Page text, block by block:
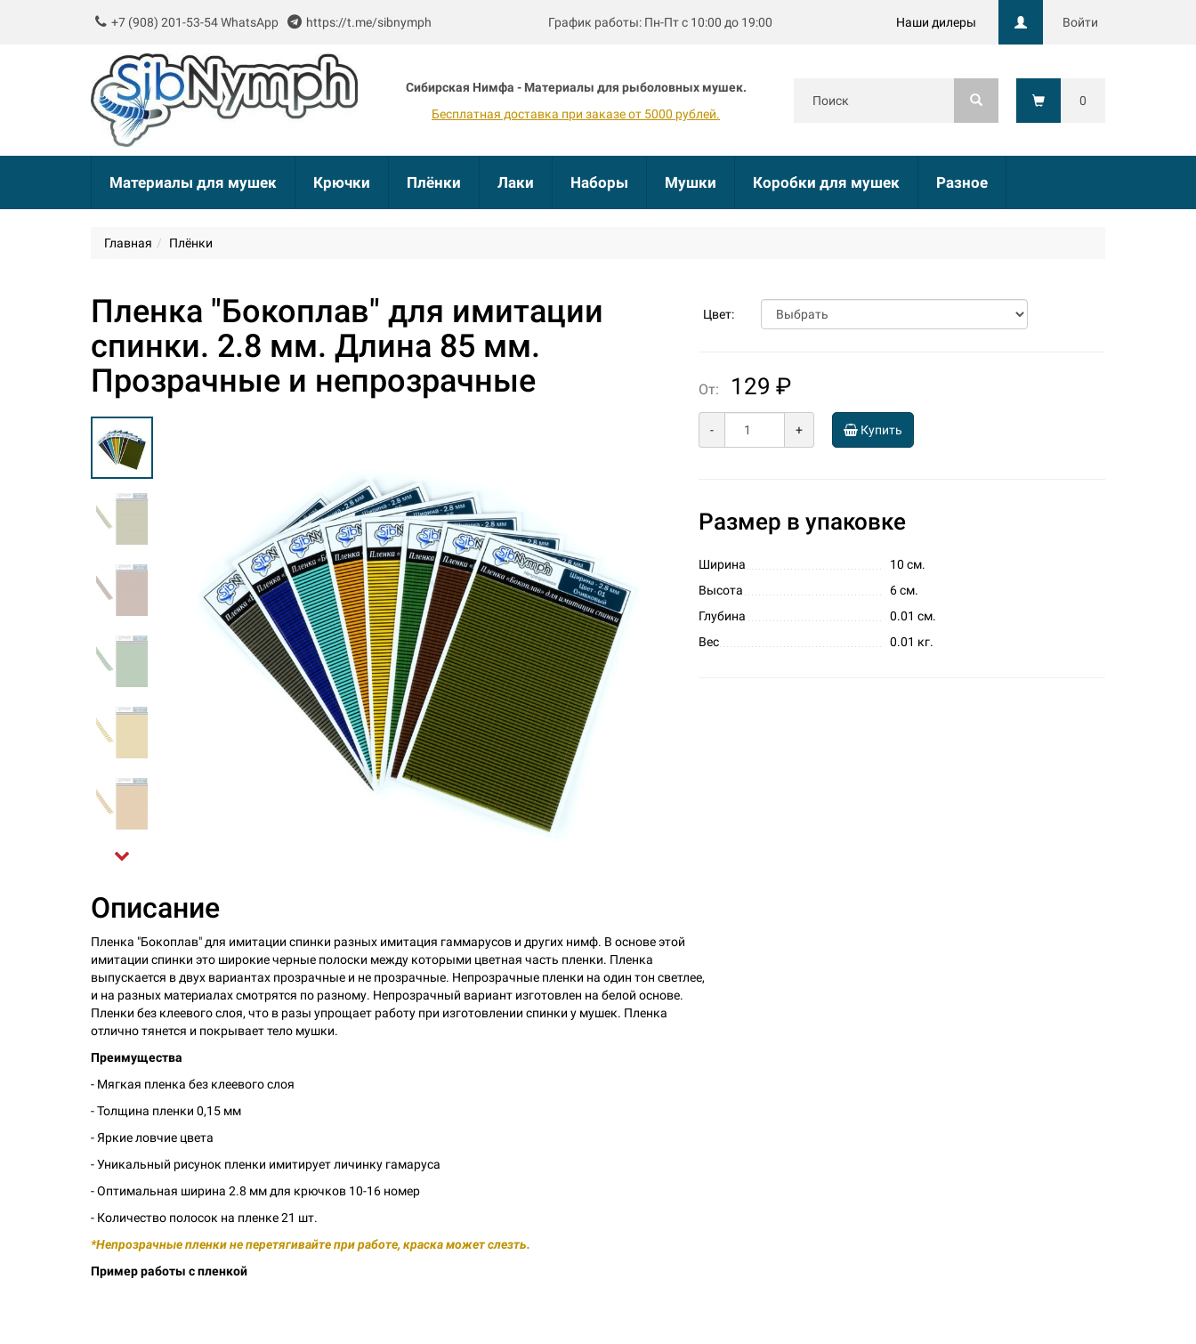
+7 (908) 201-53-54 WhatsApp https://t.me/sibnymph График работы: Пн-Пт с 10:00 до 19:00 Наши дилеры Войти
Сибирская Нимфа - Материалы для рыболовных мушек.
Бесплатная доставка при заказе от 5000 рублей.
0
Материалы для мушек Крючки Плёнки Лаки Наборы Мушки Коробки для мушек Разное
Главная Плёнки
Пленка "Бокоплав" для имитации
спинки. 2.8 мм. Длина 85 мм.
Прозрачные и непрозрачные
Цвет:
От: 129 ₽
- + Купить
Размер в упаковке
Ширина
10 см.
Высота
6 см.
Глубина
0.01 см.
Вес
0.01 кг.
Описание
Пленка "Бокоплав" для имитации спинки разных имитация гаммарусов и других нимф. В основе этой
имитации спинки это широкие черные полоски между которыми цветная часть пленки. Пленка
выпускается в двух вариантах прозрачные и не прозрачные. Непрозрачные пленки на один тон светлее,
и на разных материалах смотрятся по разному. Непрозрачный вариант изготовлен на белой основе.
Пленки без клеевого слоя, что в разы упрощает работу при изготовлении спинки у мушек. Пленка
отлично тянется и покрывает тело мушки.
Преимущества
- Мягкая пленка без клеевого слоя
- Толщина пленки 0,15 мм
- Яркие ловчие цвета
- Уникальный рисунок пленки имитирует личинку гамаруса
- Оптимальная ширина 2.8 мм для крючков 10-16 номер
- Количество полосок на пленке 21 шт.
*Непрозрачные пленки не перетягивайте при работе, краска может слезть.
Пример работы с пленкой